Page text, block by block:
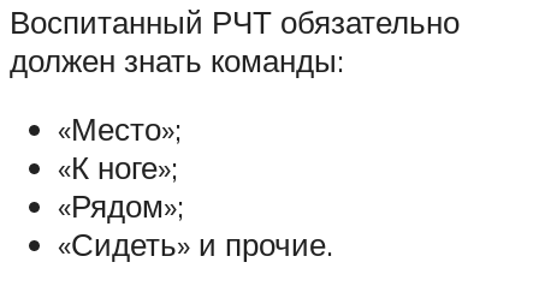
Воспитанный РЧТ обязательно
должен знать команды:
«Место»;
«К ноге»;
«Рядом»;
«Сидеть» и прочие.